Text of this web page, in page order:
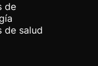
de
de salud